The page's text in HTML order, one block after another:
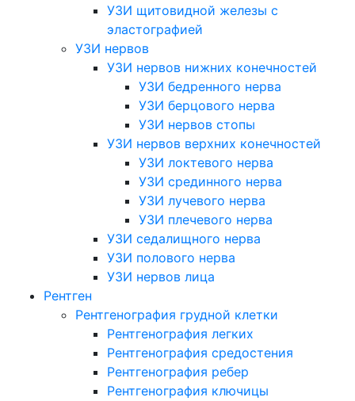
УЗИ щитовидной железы с
эластографией
УЗИ нервов
УЗИ нервов нижних конечностей
УЗИ бедренного нерва
УЗИ берцового нерва
УЗИ нервов стопы
УЗИ нервов верхних конечностей
УЗИ локтевого нерва
УЗИ срединного нерва
УЗИ лучевого нерва
УЗИ плечевого нерва
УЗИ седалищного нерва
УЗИ полового нерва
УЗИ нервов лица
Рентген
Рентгенография грудной клетки
Рентгенография легких
Рентгенография средостения
Рентгенография ребер
Рентгенография ключицы